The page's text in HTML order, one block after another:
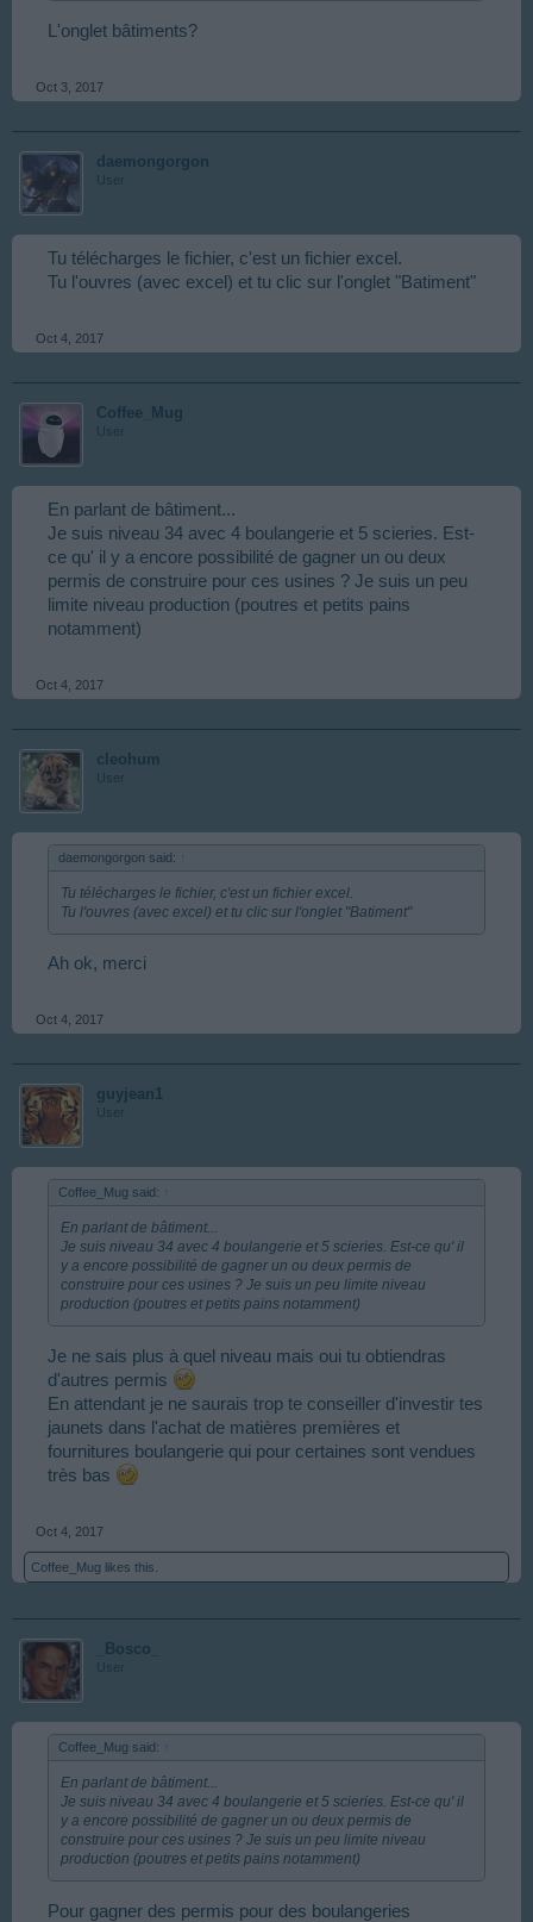
L'onglet bâtiments?
Oct 3, 2017
daemongorgon
User
Tu télécharges le fichier, c'est un fichier excel.
Tu l'ouvres (avec excel) et tu clic sur l'onglet "Batiment"
Oct 4, 2017
Coffee_Mug
User
En parlant de bâtiment...
Je suis niveau 34 avec 4 boulangerie et 5 scieries. Est-
ce qu' il y a encore possibilité de gagner un ou deux
permis de construire pour ces usines ? Je suis un peu
limite niveau production (poutres et petits pains
notamment)
Oct 4, 2017
cleohum
User
daemongorgon said:
Tu télécharges le fichier, c'est un fichier excel.
Tu l'ouvres (avec excel) et tu clic sur l'onglet "Batiment"
Ah ok, merci
Oct 4, 2017
guyjean1
User
Coffee_Mug said:
En parlant de bâtiment...
Je suis niveau 34 avec 4 boulangerie et 5 scieries. Est-ce qu' il
y a encore possibilité de gagner un ou deux permis de
construire pour ces usines ? Je suis un peu limite niveau
production (poutres et petits pains notamment)
Je ne sais plus à quel niveau mais oui tu obtiendras
d'autres permis
En attendant je ne saurais trop te conseiller d'investir tes
jaunets dans l'achat de matières premières et
fournitures boulangerie qui pour certaines sont vendues
très bas
Oct 4, 2017
Coffee_Mug likes this.
_Bosco_
User
Coffee_Mug said:
En parlant de bâtiment...
Je suis niveau 34 avec 4 boulangerie et 5 scieries. Est-ce qu' il
y a encore possibilité de gagner un ou deux permis de
construire pour ces usines ? Je suis un peu limite niveau
production (poutres et petits pains notamment)
Pour gagner des permis pour des boulangeries